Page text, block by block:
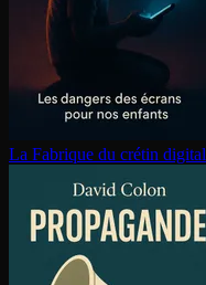
La Fabrique du crétin digital